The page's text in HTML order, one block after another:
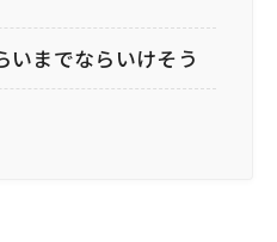
いまでならいけそう